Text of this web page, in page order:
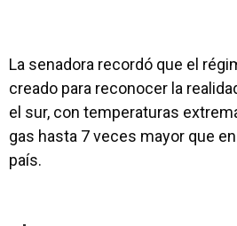
La senadora recordó que el
creado para reconocer la
el sur, con temperaturas
gas hasta 7 veces mayor que
país.